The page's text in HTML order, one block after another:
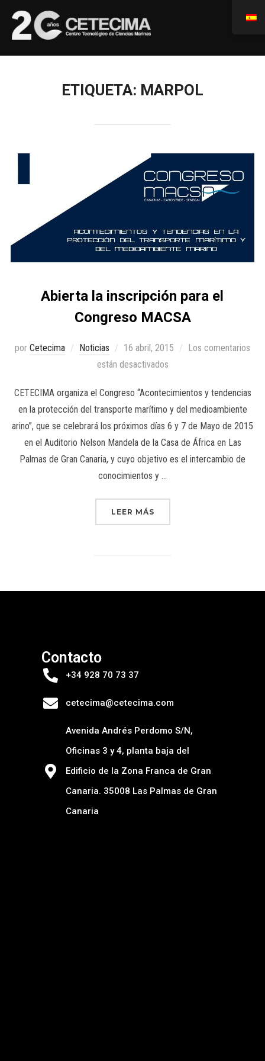
ETIQUETA: MARPOL
Abierta la inscripción para el
Congreso MACSA
por Cetecima Noticias 16 abril, 2015
Los comentarios
están desactivados
CETECIMA organiza el Congreso “Acontecimientos y tendencias
en la protección del transporte marítimo y del medioambiente
arino”, que se celebrará los próximos días 6 y 7 de Mayo de 2015
en el Auditorio Nelson Mandela de la Casa de África en Las
Palmas de Gran Canaria, y cuyo objetivo es el intercambio de
conocimientos y …
LEER MÁS
Contacto
+34 928 70 73 37
cetecima@cetecima.com
Avenida Andrés Perdomo S/N,
Oficinas 3 y 4, planta baja del
Edificio de la Zona Franca de Gran
Canaria. 35008 Las Palmas de Gran
Canaria